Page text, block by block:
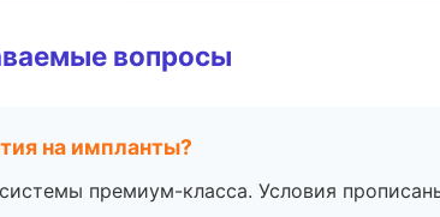
вопросы
на импланты?
премиум-класса. Условия